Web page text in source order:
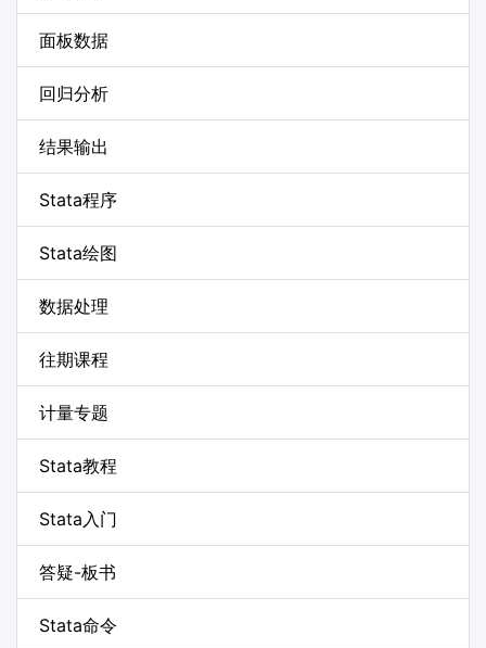
面板数据
回归分析
结果输出
Stata程序
Stata绘图
数据处理
往期课程
计量专题
Stata教程
Stata入门
答疑-板书
Stata命令